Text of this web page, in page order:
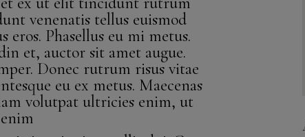
venenatis tellus euismod
eros. Phasellus eu mi metus.
et, auctor sit amet augue.
Donec rutrum risus vitae
eu ex metus. Maecenas
volutpat ultricies enim, ut